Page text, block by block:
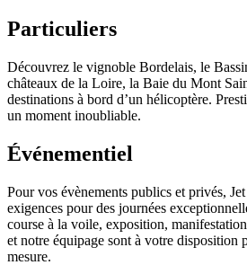
Particuliers
Découvrez le vignoble Bordelais, le
châteaux de la Loire, la Baie du Mont
destinations à bord d’un hélicoptère.
un moment inoubliable.
Événementiel
Pour vos évènements publics et privés,
exigences pour des journées
course à la voile, exposition,
et notre équipage sont à votre disposition
mesure.